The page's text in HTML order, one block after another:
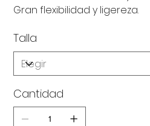
Gran flexibilidad y ligereza.
Talla
Cantidad